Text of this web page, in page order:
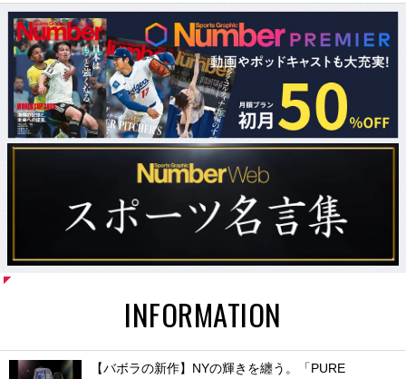
INFORMATION
【バボラの新作】NYの輝きを纏う。「PURE